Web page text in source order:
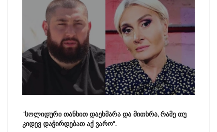
"სოლიდური თანხით დაეხმარა და მითხრა, რამე თუ
კიდევ დაჭირდებათ აქ ვარო"..